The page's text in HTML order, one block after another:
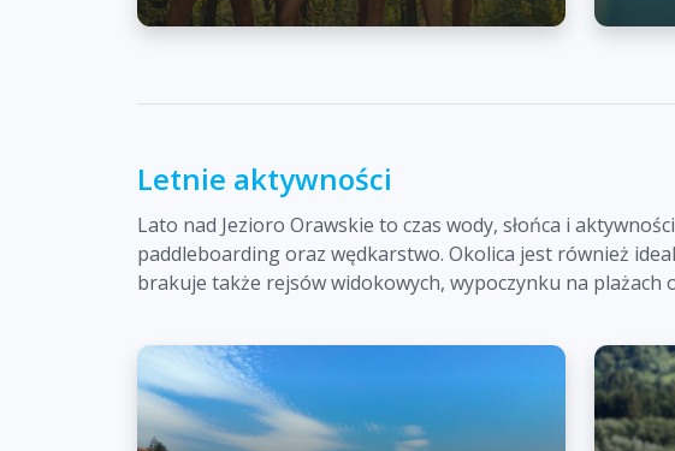
Letnie aktywności
Lato nad Jezioro Orawskie to czas wody, słońca i
paddleboarding oraz wędkarstwo. Okolica jest również
brakuje także rejsów widokowych, wypoczynku na plażach